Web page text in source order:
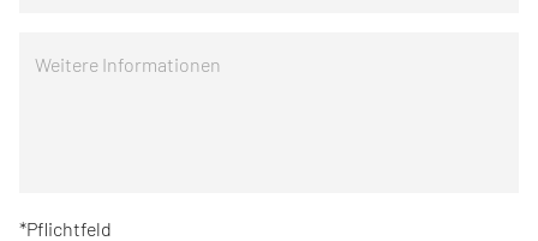
*Pflichtfeld